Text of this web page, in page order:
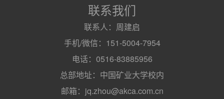
联系我们
联系人：周建启
手机/微信：151-5004-7954
电话：0516-83885956
总部地址：中国矿业大学校内
邮箱：jq.zhou@akca.com.cn